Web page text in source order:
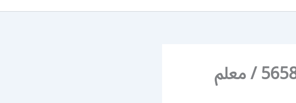
رقم حداد أبواب ابوفطيرة / 56585569 / معلم